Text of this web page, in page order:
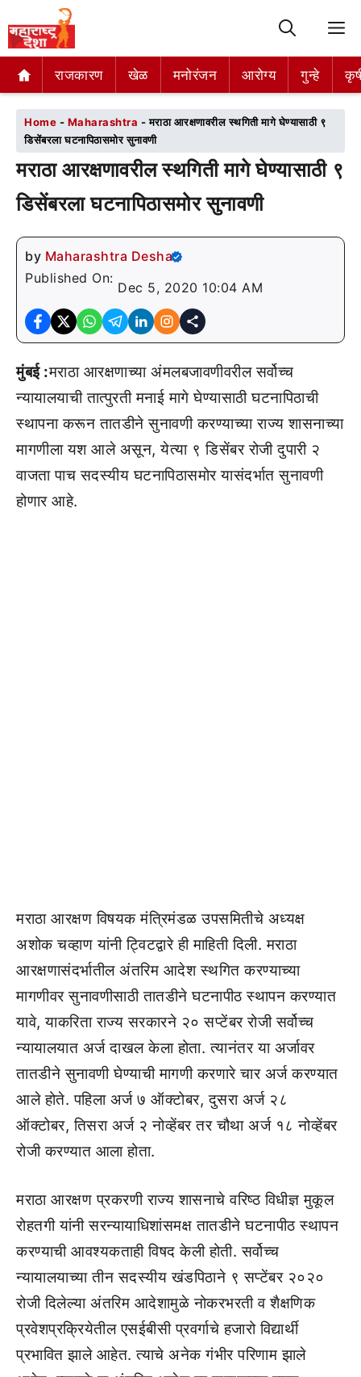
राजकारण खेळ मनोरंजन आरोग्य गुन्हे
राजकारण खेळ मनोरंजन आरोग्य गुन्हे
Home - Maharashtra -मराठा आरक्षणावरील स्थगिती मागे घेण्यासाठी ९
डिसेंबरला घटनापिठासमोर सुनावणी
मराठा आरक्षणावरील स्थगिती मागे घेण्यासाठी ९
डिसेंबरला घटनापिठासमोर सुनावणी
by Maharashtra Desha
Published On:
Dec 5, 2020 10:04 AM
मुंबई :मराठा आरक्षणाच्या अंमलबजावणीवरील सर्वोच्च
न्यायालयाची तात्पुरती मनाई मागे घेण्यासाठी घटनापिठाची
स्थापना करून तातडीने सुनावणी करण्याच्या राज्य शासनाच्या
मागणीला यश आले असून, येत्या ९ डिसेंबर रोजी दुपारी २
वाजता पाच सदस्यीय घटनापिठासमोर यासंदर्भात सुनावणी
होणार आहे.
मराठा आरक्षण विषयक मंत्रिमंडळ उपसमितीचे अध्यक्ष
अशोक चव्हाण यांनी ट्विटद्वारे ही माहिती दिली. मराठा
आरक्षणासंदर्भातील अंतरिम आदेश स्थगित करण्याच्या
मागणीवर सुनावणीसाठी तातडीने घटनापीठ स्थापन करण्यात
यावे, याकरिता राज्य सरकारने २० सप्टेंबर रोजी सर्वोच्च
न्यायालयात अर्ज दाखल केला होता. त्यानंतर या अर्जावर
तातडीने सुनावणी घेण्याची मागणी करणारे चार अर्ज करण्यात
आले होते. पहिला अर्ज ७ ऑक्टोबर, दुसरा अर्ज २८
ऑक्टोबर, तिसरा अर्ज २ नोव्हेंबर तर चौथा अर्ज १८ नोव्हेंबर
रोजी करण्यात आला होता.
मराठा आरक्षण प्रकरणी राज्य शासनाचे वरिष्ठ विधीज्ञ मुकूल
रोहतगी यांनी सरन्यायाधिशांसमक्ष तातडीने घटनापीठ स्थापन
करण्याची आवश्यकताही विषद केली होती. सर्वोच्च
न्यायालयाच्या तीन सदस्यीय खंडपिठाने ९ सप्टेंबर २०२०
रोजी दिलेल्या अंतरिम आदेशामुळे नोकरभरती व शैक्षणिक
प्रवेशप्रक्रियेतील एसईबीसी प्रवर्गाचे हजारो विद्यार्थी
प्रभावित झाले आहेत. त्याचे अनेक गंभीर परिणाम झाले